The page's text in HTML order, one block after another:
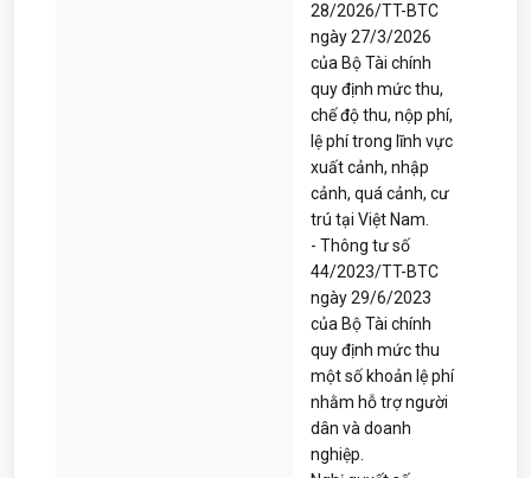
28/2026/TT-BTC
ngày 27/3/2026
của Bộ Tài chính
quy định mức thu,
chế độ thu, nộp phí,
lệ phí trong lĩnh vực
xuất cảnh, nhập
cảnh, quá cảnh, cư
trú tại Việt Nam.
- Thông tư số
44/2023/TT-BTC
ngày 29/6/2023
của Bộ Tài chính
quy định mức thu
một số khoản lệ phí
nhằm hỗ trợ người
dân và doanh
nghiệp.